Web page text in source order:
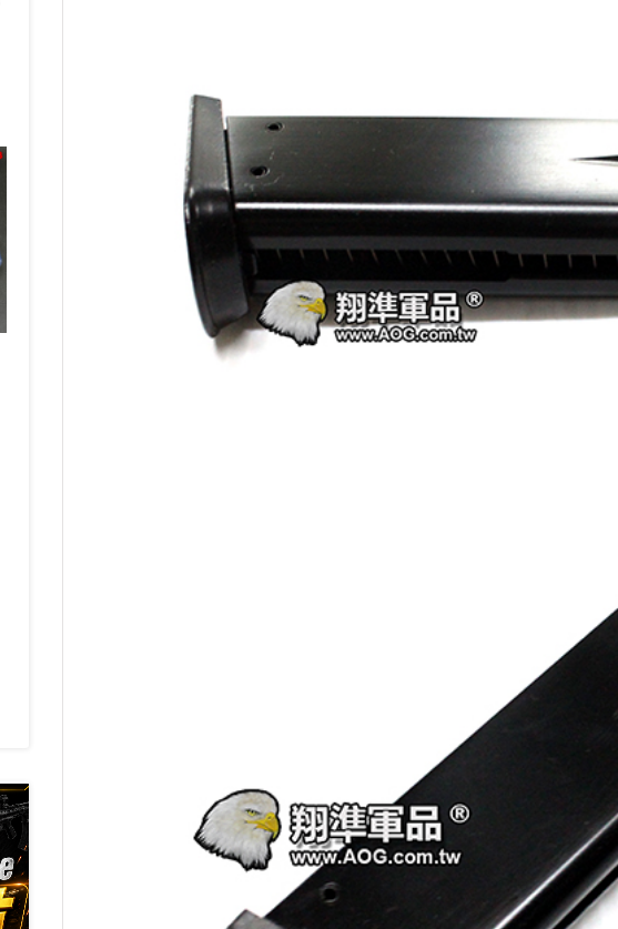
綠雷射戰術燈 B1AXG 750流明
20mm魚骨 USB充電 IP66防水
NT$ 元
NT$6200元 NT$ 元